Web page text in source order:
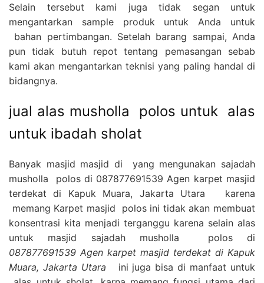
Selain tersebut kami juga tidak segan untuk
mengantarkan sample produk untuk Anda untuk
bahan pertimbangan. Setelah barang sampai, Anda
pun tidak butuh repot tentang pemasangan sebab
kami akan mengantarkan teknisi yang paling handal di
bidangnya.
jual alas musholla polos untuk alas
untuk ibadah sholat
Banyak masjid masjid di yang mengunakan sajadah
musholla polos di 087877691539 Agen karpet masjid
terdekat di Kapuk Muara, Jakarta Utara karena
memang Karpet masjid polos ini tidak akan membuat
konsentrasi kita menjadi terganggu karena selain alas
untuk masjid sajadah musholla polos di
087877691539 Agen karpet masjid terdekat di Kapuk
Muara, Jakarta Utara
ini juga bisa di manfaat untuk